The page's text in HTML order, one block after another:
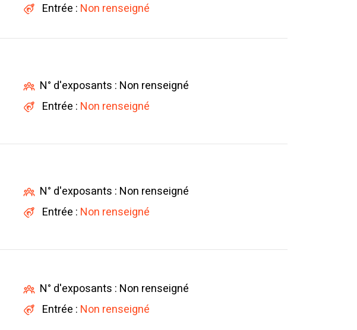
Entrée : Non renseigné
N° d'exposants : Non renseigné
Entrée : Non renseigné
N° d'exposants : Non renseigné
Entrée : Non renseigné
N° d'exposants : Non renseigné
Entrée : Non renseigné